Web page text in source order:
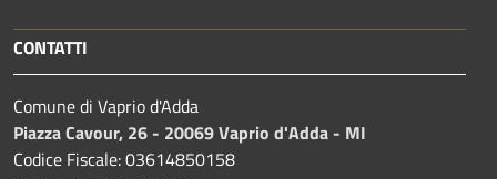
CONTATTI
Comune di Vaprio d'Adda
Piazza Cavour, 26 - 20069 Vaprio d'Adda - MI
Codice Fiscale: 03614850158